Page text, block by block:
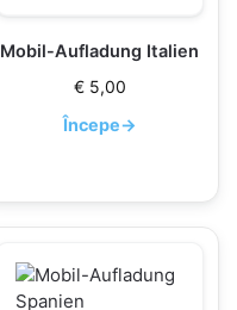
Mobil-Aufladung Italien
€5,00
Începe→